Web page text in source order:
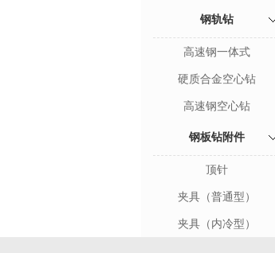
钢轨钻
高速钢一体式
硬质合金空心钻
高速钢空心钻
钢板钻附件
顶针
夹具（普通型）
夹具（内冷型）